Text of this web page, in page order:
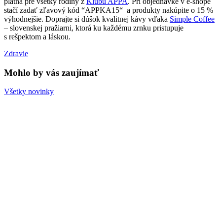
stačí zadať zľavový kód “APPKA15“ a produkty nakúpite o 15 %
výhodnejšie. Doprajte si dúšok kvalitnej kávy vďaka Simple Coffee
– slovenskej pražiarni, ktorá ku každému zrnku pristupuje
s rešpektom a láskou.
Zdravie
Mohlo by vás zaujímať
Všetky novinky